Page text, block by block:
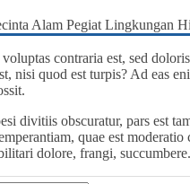
contraria est, sed
nisi quod est turpis? Ad eas
divitiis obscuratur, pars est
quae est
dolore, frangi,